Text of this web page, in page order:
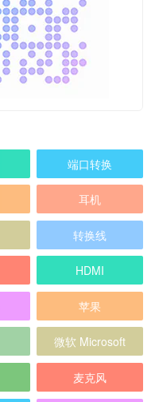
端口转换
耳机
转换线
HDMI
苹果
微软 Microsoft
麦克风